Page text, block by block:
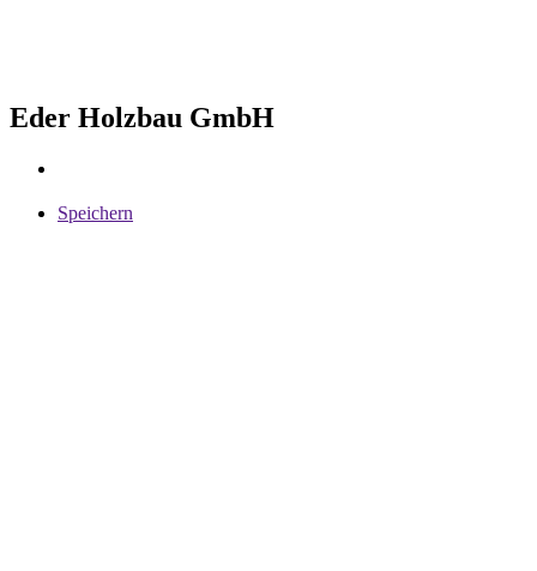
Eder Holzbau GmbH
Speichern